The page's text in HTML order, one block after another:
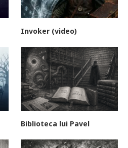
Invoker (video)
Biblioteca lui Pavel